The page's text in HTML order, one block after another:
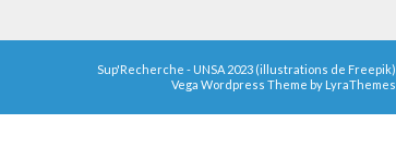
Sup'Recherche - UNSA 2023 (illustrations de Freepik)
Vega Wordpress Theme by LyraThemes